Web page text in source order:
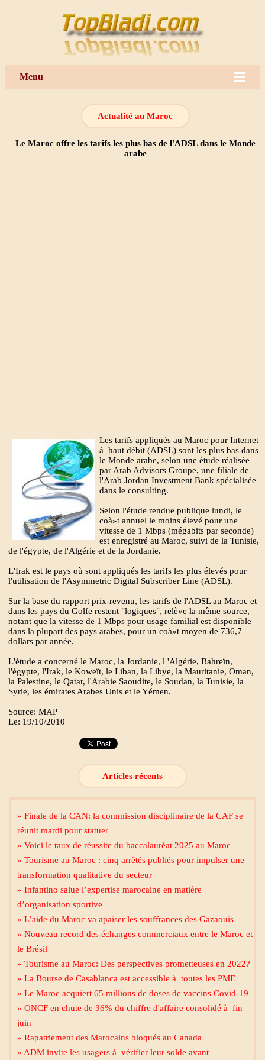
Menu
Actualité au Maroc
Le Maroc offre les tarifs les plus bas de l'ADSL dans le Monde
arabe
Les tarifs appliqués au Maroc pour Internet
à haut débit (ADSL) sont les plus bas dans
le Monde arabe, selon une étude réalisée
par Arab Advisors Groupe, une filiale de
l'Arab Jordan Investment Bank spécialisée
dans le consulting.
Selon l'étude rendue publique lundi, le
coà»t annuel le moins élevé pour une
vitesse de 1 Mbps (mégabits par seconde)
est enregistré au Maroc, suivi de la Tunisie,
de l'égypte, de l'Algérie et de la Jordanie.
L'Irak est le pays où sont appliqués les tarifs les plus élevés pour
l'utilisation de l'Asymmetric Digital Subscriber Line (ADSL).
Sur la base du rapport prix-revenu, les tarifs de l'ADSL au Maroc et
dans les pays du Golfe restent "logiques", relève la même source,
notant que la vitesse de 1 Mbps pour usage familial est disponible
dans la plupart des pays arabes, pour un coà»t moyen de 736,7
dollars par année.
L'étude a concerné le Maroc, la Jordanie, l 'Algérie, Bahreïn,
l'égypte, l'Irak, le Koweït, le Liban, la Libye, la Mauritanie, Oman,
la Palestine, le Qatar, l'Arabie Saoudite, le Soudan, la Tunisie, la
Syrie, les émirates Arabes Unis et le Yémen.
Source: MAP
Le: 19/10/2010
Articles récents
» Finale de la CAN: la commission disciplinaire de la CAF se
réunit mardi pour statuer
» Voici le taux de réussite du baccalauréat 2025 au Maroc
» Tourisme au Maroc : cinq arrêtés publiés pour impulser une
transformation qualitative du secteur
» Infantino salue l’expertise marocaine en matière
d’organisation sportive
» L’aide du Maroc va apaiser les souffrances des Gazaouis
» Nouveau record des échanges commerciaux entre le Maroc et
le Brésil
» Tourisme au Maroc: Des perspectives prometteuses en 2022?
» La Bourse de Casablanca est accessible à toutes les PME
» Le Maroc acquiert 65 millions de doses de vaccins Covid-19
» ONCF en chute de 36% du chiffre d'affaire consolidé à fin
juin
» Rapatriement des Marocains bloqués au Canada
» ADM invite les usagers à vérifier leur solde avant